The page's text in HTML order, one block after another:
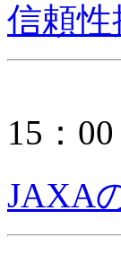
信頼
15：
JAXA